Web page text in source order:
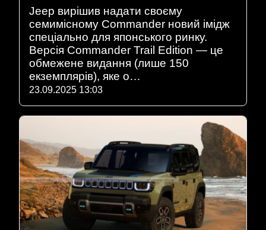
Jeep вирішив надати своєму
семимісному Commander новий імідж
спеціально для японського ринку.
Версія Commander Trail Edition — це
обмежене видання (лише 150
екземплярів), яке о…
23.09.2025 13:03